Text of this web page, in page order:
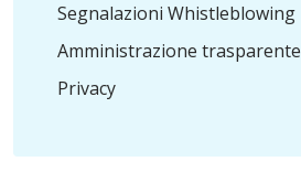
Segnalazioni Whistleblowing
Amministrazione trasparente
Privacy